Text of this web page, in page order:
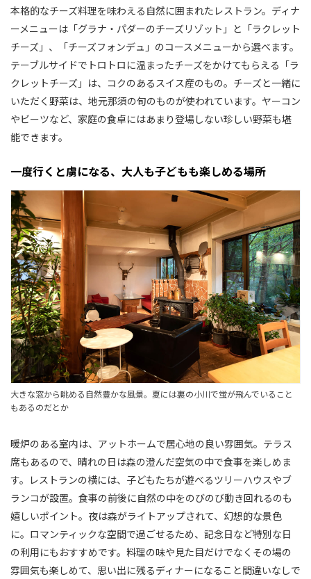
本格的なチーズ料理を味わえる自然に囲まれたレストラン。ディナ
ーメニューは「グラナ・パダーのチーズリゾット」と「ラクレット
チーズ」、「チーズフォンデュ」のコースメニューから選べます。
テーブルサイドでトロトロに温まったチーズをかけてもらえる「ラ
クレットチーズ」は、コクのあるスイス産のもの。チーズと一緒に
いただく野菜は、地元那須の旬のものが使われています。ヤーコン
やビーツなど、家庭の食卓にはあまり登場しない珍しい野菜も堪
能できます。
一度行くと虜になる、大人も子どもも楽しめる場所
大きな窓から眺める自然豊かな風景。夏には裏の小川で蛍が飛んでいること
もあるのだとか
暖炉のある室内は、アットホームで居心地の良い雰囲気。テラス
席もあるので、晴れの日は森の澄んだ空気の中で食事を楽しめま
す。レストランの横には、子どもたちが遊べるツリーハウスやブ
ランコが設置。食事の前後に自然の中をのびのび動き回れるのも
嬉しいポイント。夜は森がライトアップされて、幻想的な景色
に。ロマンティックな空間で過ごせるため、記念日など特別な日
の利用にもおすすめです。料理の味や見た目だけでなくその場の
雰囲気も楽しめて、思い出に残るディナーになること間違いなしで